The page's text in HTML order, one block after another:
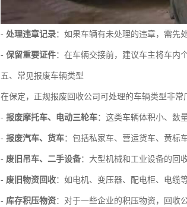
- 处理违章记录：如果车辆有未处理的违章，需先
- 保留重要证件：在车辆交接前，建议车主将车内
五、常见报废车辆类型
在保定，正规报废回收公司可处理的车辆类型非常
- 报废摩托车、电动三轮车：这类车辆体积小、数
- 报废汽车、货车：包括私家车、营运货车、黄标
- 废旧吊车、二手设备：大型机械和工业设备的回
- 废旧物资回收：如电机、变压器、配电柜、电缆
- 库存积压物资：对于一些企业的积压物资，回收